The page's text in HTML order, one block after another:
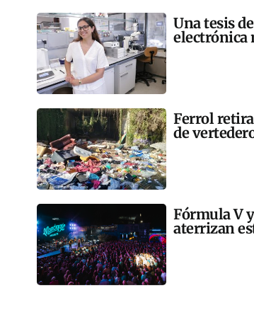
Una tesis
electrónica
Ferrol retira
de
Fórmula V
aterrizan